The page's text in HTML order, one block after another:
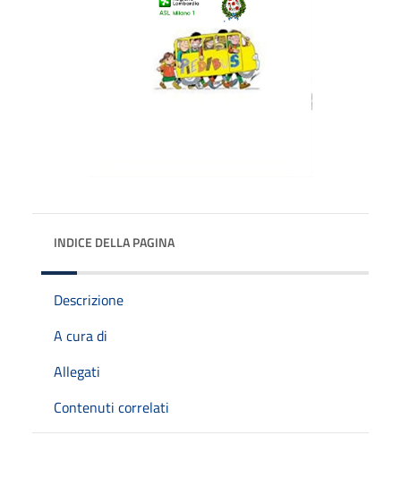
INDICE DELLA PAGINA
Descrizione
A cura di
Allegati
Contenuti correlati